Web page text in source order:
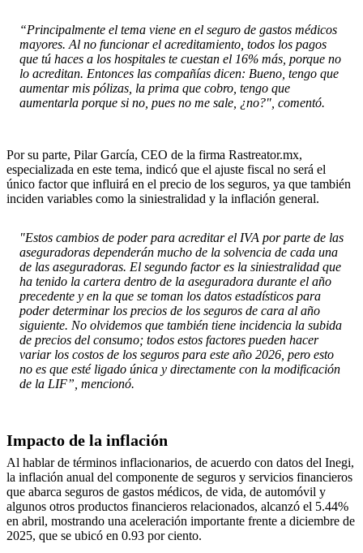
“Principalmente el tema viene en el seguro de gastos médicos
mayores. Al no funcionar el acreditamiento, todos los pagos
que tú haces a los hospitales te cuestan el 16% más, porque no
lo acreditan. Entonces las compañías dicen: Bueno, tengo que
aumentar mis pólizas, la prima que cobro, tengo que
aumentarla porque si no, pues no me sale, ¿no?", comentó.
Por su parte, Pilar García, CEO de la firma Rastreator.mx,
especializada en este tema, indicó que el ajuste fiscal no será el
único factor que influirá en el precio de los seguros, ya que también
inciden variables como la siniestralidad y la inflación general.
"Estos cambios de poder para acreditar el IVA por parte de las
aseguradoras dependerán mucho de la solvencia de cada una
de las aseguradoras. El segundo factor es la siniestralidad que
ha tenido la cartera dentro de la aseguradora durante el año
precedente y en la que se toman los datos estadísticos para
poder determinar los precios de los seguros de cara al año
siguiente. No olvidemos que también tiene incidencia la subida
de precios del consumo; todos estos factores pueden hacer
variar los costos de los seguros para este año 2026, pero esto
no es que esté ligado única y directamente con la modificación
de la LIF”, mencionó.
Impacto de la inflación
Al hablar de términos inflacionarios, de acuerdo con datos del Inegi,
la inflación anual del componente de seguros y servicios financieros
que abarca seguros de gastos médicos, de vida, de automóvil y
algunos otros productos financieros relacionados, alcanzó el 5.44%
en abril, mostrando una aceleración importante frente a diciembre de
2025, que se ubicó en 0.93 por ciento.